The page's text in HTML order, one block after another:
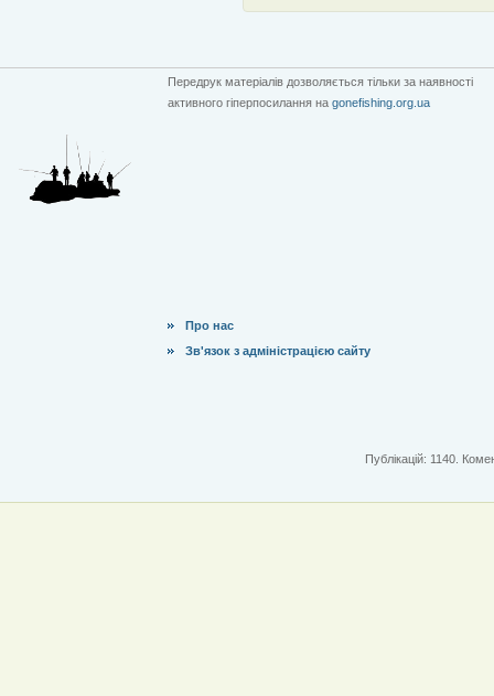
Передрук матеріалів дозволяється тільки за наявності
активного гіперпосилання на gonefishing.org.ua
Про нас
Зв'язок з адміністрацією сайту
Публікацій: 1140.